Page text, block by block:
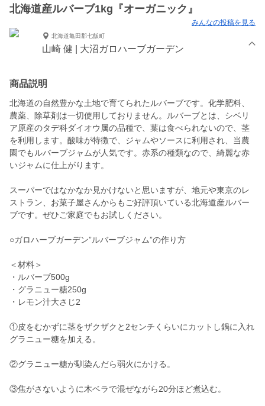
北海道産ルバーブ1kg『オーガニック』
みんなの投稿を見る
北海道亀田郡七飯町
山崎 健 | 大沼ガロハーブガーデン
商品説明
北海道の自然豊かな土地で育てられたルバーブです。化学肥料、
農薬、除草剤は一切使用しておりません。ルバーブとは、シベリ
ア原産のタデ科ダイオウ属の品種で、葉は食べられないので、茎
を利用します。酸味が特徴で、ジャムやソースに利用され、当農
園でもルバーブジャムが人気です。赤系の種類なので、綺麗な赤
いジャムに仕上がります。
スーパーではなかなか見かけないと思いますが、地元や東京のレ
ストラン、お菓子屋さんからもご好評頂いている北海道産ルバー
ブです。ぜひご家庭でもお試しください。
○ガロハーブガーデン”ルバーブジャム”の作り方
＜材料＞
・ルバーブ500g
・グラニュー糖250g
・レモン汁大さじ2
①皮をむかずに茎をザクザクと2センチくらいにカットし鍋に入れ
グラニュー糖を加える。
②グラニュー糖が馴染んだら弱火にかける。
③焦がさないように木ベラで混ぜながら20分ほど煮込む。